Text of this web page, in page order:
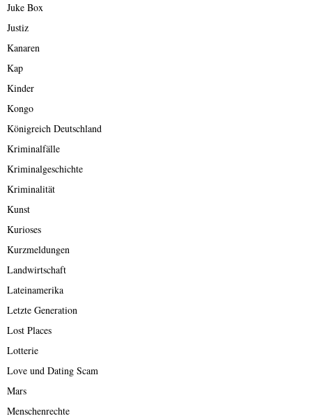
Juke Box
Justiz
Kanaren
Kap
Kinder
Kongo
Königreich Deutschland
Kriminalfälle
Kriminalgeschichte
Kriminalität
Kunst
Kurioses
Kurzmeldungen
Landwirtschaft
Lateinamerika
Letzte Generation
Lost Places
Lotterie
Love und Dating Scam
Mars
Menschenrechte